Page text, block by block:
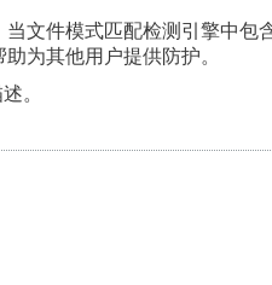
文件模式匹配检测引擎中包
为其他用户提供防护。
。